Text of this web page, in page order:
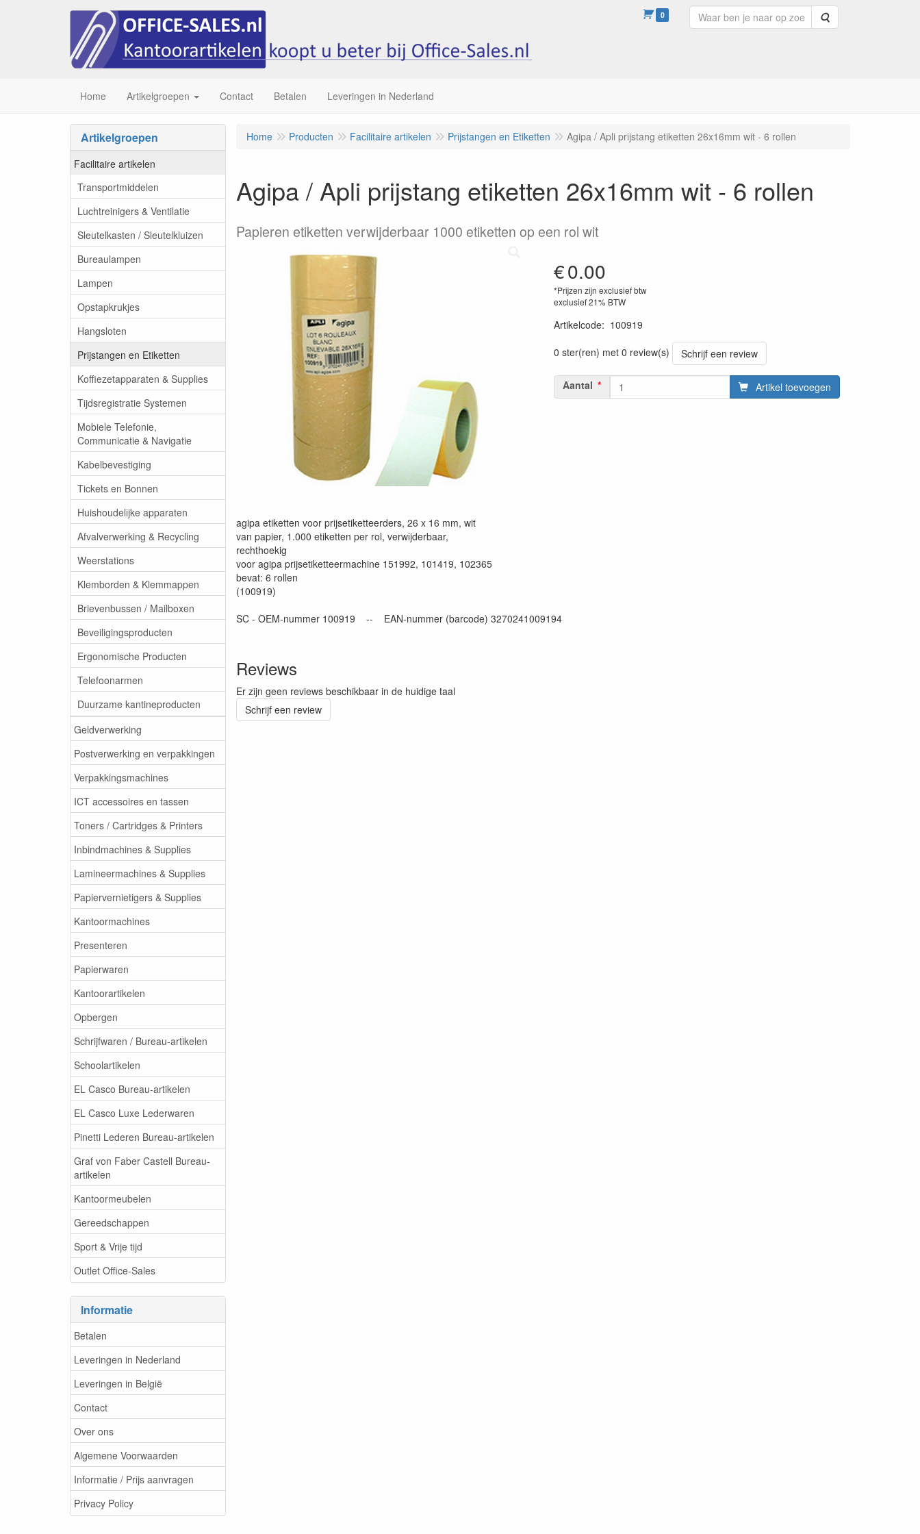
0 Zoeken
Home Artikelgroepen Contact Betalen Leveringen in Nederland
Artikelgroepen
Facilitaire artikelen
Transportmiddelen
Luchtreinigers & Ventilatie
Sleutelkasten / Sleutelkluizen
Bureaulampen
Lampen
Opstapkrukjes
Hangsloten
Prijstangen en Etiketten
Koffiezetapparaten & Supplies
Tijdsregistratie Systemen
Mobiele Telefonie,
Communicatie & Navigatie
Kabelbevestiging
Tickets en Bonnen
Huishoudelijke apparaten
Afvalverwerking & Recycling
Weerstations
Klemborden & Klemmappen
Brievenbussen / Mailboxen
Beveiligingsproducten
Ergonomische Producten
Telefoonarmen
Duurzame kantineproducten
Geldverwerking
Postverwerking en verpakkingen
Verpakkingsmachines
ICT accessoires en tassen
Toners / Cartridges & Printers
Inbindmachines & Supplies
Lamineermachines & Supplies
Papiervernietigers & Supplies
Kantoormachines
Presenteren
Papierwaren
Kantoorartikelen
Opbergen
Schrijfwaren / Bureau-artikelen
Schoolartikelen
EL Casco Bureau-artikelen
EL Casco Luxe Lederwaren
Pinetti Lederen Bureau-artikelen
Graf von Faber Castell Bureau-
artikelen
Kantoormeubelen
Gereedschappen
Sport & Vrije tijd
Outlet Office-Sales
Informatie
Betalen
Leveringen in Nederland
Leveringen in België
Contact
Over ons
Algemene Voorwaarden
Informatie / Prijs aanvragen
Privacy Policy
Home Producten Facilitaire artikelen Prijstangen en Etiketten Agipa / Apli prijstang etiketten 26x16mm wit - 6 rollen
Agipa / Apli prijstang etiketten 26x16mm wit - 6 rollen
Papieren etiketten verwijderbaar 1000 etiketten op een rol wit
€0.00
*Prijzen zijn exclusief btw
exclusief 21% BTW
Artikelcode: 100919
0 ster(ren) met 0 review(s)
Schrijf een review
Aantal Artikel toevoegen
agipa etiketten voor prijsetiketteerders, 26 x 16 mm, wit
van papier, 1.000 etiketten per rol, verwijderbaar,
rechthoekig
voor agipa prijsetiketteermachine 151992, 101419, 102365
bevat: 6 rollen
(100919)
SC - OEM-nummer 100919 -- EAN-nummer (barcode) 3270241009194
Reviews
Er zijn geen reviews beschikbaar in de huidige taal
Schrijf een review